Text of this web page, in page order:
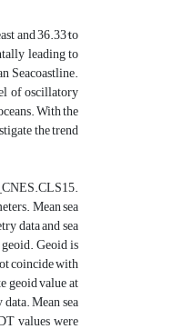
and 36.33°to
leading to
Seacoastline.
of oscillatory
With the
the trend
Mean sea
data and sea
Geoid is
coincide with
geoid value at
Mean sea
values were